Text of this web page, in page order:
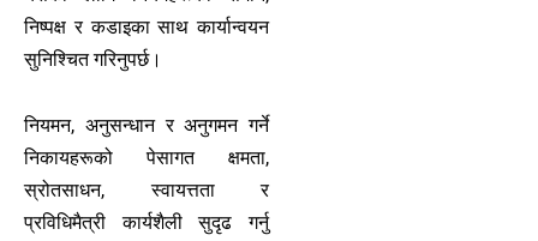
निष्पक्ष र कडाइका साथ कार्यान्वयन
सुनिश्चित गरिनुपर्छ।
नियमन, अनुसन्धान र अनुगमन गर्ने
निकायहरूको पेसागत क्षमता,
स्रोतसाधन, स्वायत्तता र
प्रविधिमैत्री कार्यशैली सुदृढ गर्नु